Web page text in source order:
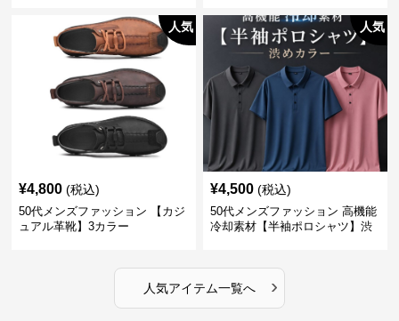
人気
¥4,800 (税込)
50代メンズファッション 【カジ
ュアル革靴】3カラー
人気
¥4,500 (税込)
50代メンズファッション 高機能
冷却素材【半袖ポロシャツ】渋
人気アイテム一覧へ ›